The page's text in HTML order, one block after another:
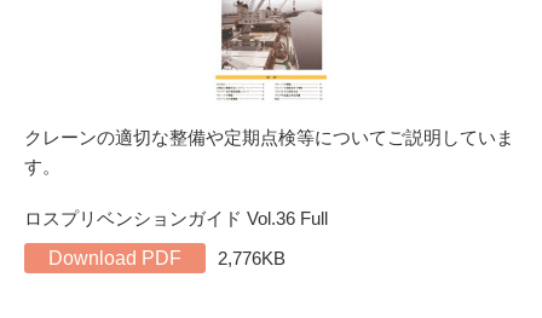
クレーンの適切な整備や定期点検等についてご説明していま
す。
ロスプリベンションガイド Vol.36 Full
Download PDF
2,776KB